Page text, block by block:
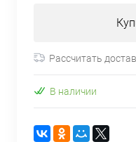
Рассчитать
В наличии